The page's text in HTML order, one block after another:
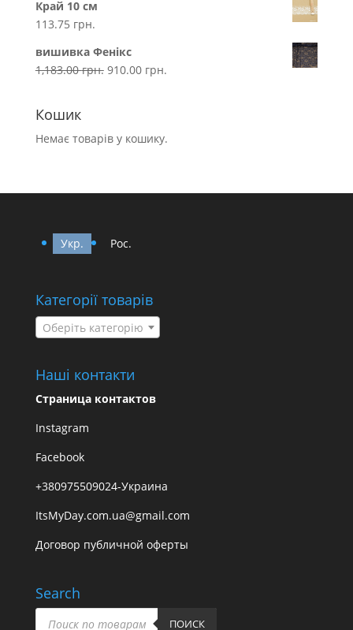
Край 10 см
113.75 грн.
вишивка Фенікс
1,183.00грн. 910.00 грн.
Кошик
Немає товарів у кошику.
Укр. Рос.
Категорії товарів
Оберіть категорію
Наші контакти
Страница контактов
Instagram
Facebook
+380975509024-Украина
ItsMyDay.com.ua@gmail.com
Договор публичной оферты
Search
Пошук
товарів ПОИСК